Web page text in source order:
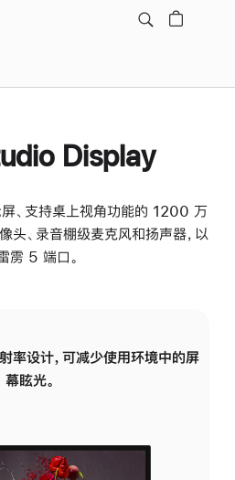
Display
、支持桌上视角功能的 1200 万
、录音棚级麦克风和扬声器，以
雳 5 端口。
率设计，可减少使用环境中的屏
幕眩光。